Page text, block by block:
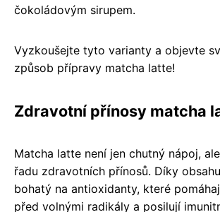
čokoládovým sirupem.
Vyzkoušejte tyto varianty a objevte
způsob přípravy matcha latte!
Zdravotní přínosy matcha
Matcha latte není jen chutný nápoj,
řadu zdravotních přínosů. Díky
bohatý na antioxidanty, které
před volnými radikály a posilují